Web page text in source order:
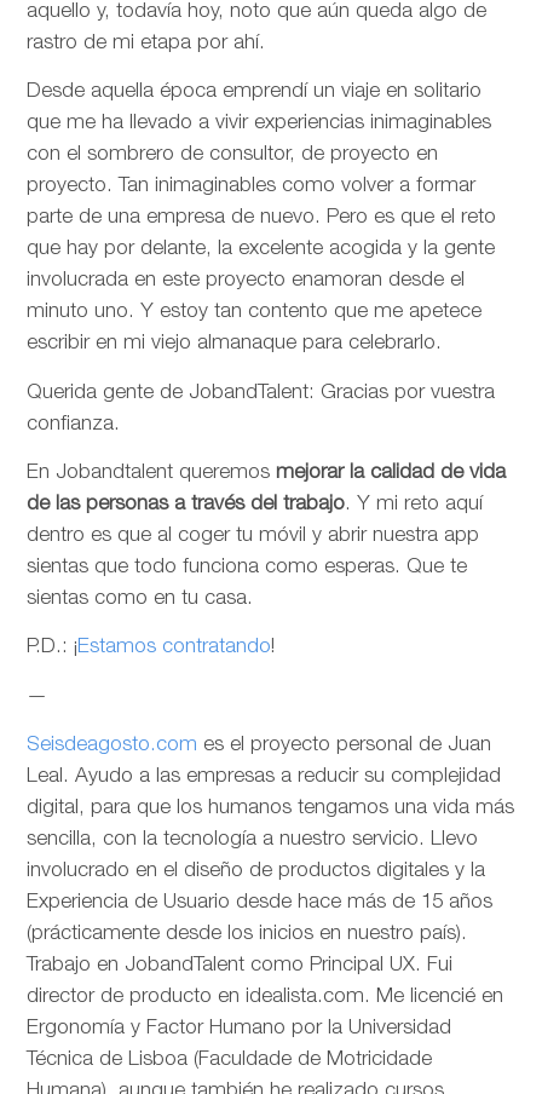
aquello y, todavía hoy, noto que aún queda algo de
rastro de mi etapa por ahí.
Desde aquella época emprendí un viaje en solitario
que me ha llevado a vivir experiencias inimaginables
con el sombrero de consultor, de proyecto en
proyecto. Tan inimaginables como volver a formar
parte de una empresa de nuevo. Pero es que el reto
que hay por delante, la excelente acogida y la gente
involucrada en este proyecto enamoran desde el
minuto uno. Y estoy tan contento que me apetece
escribir en mi viejo almanaque para celebrarlo.
Querida gente de JobandTalent: Gracias por vuestra
confianza.
En Jobandtalent queremos mejorar la calidad de vida
de las personas a través del trabajo. Y mi reto aquí
dentro es que al coger tu móvil y abrir nuestra app
sientas que todo funciona como esperas. Que te
sientas como en tu casa.
P.D.: ¡Estamos contratando!
—
Seisdeagosto.com es el proyecto personal de Juan
Leal. Ayudo a las empresas a reducir su complejidad
digital, para que los humanos tengamos una vida más
sencilla, con la tecnología a nuestro servicio. Llevo
involucrado en el diseño de productos digitales y la
Experiencia de Usuario desde hace más de 15 años
(prácticamente desde los inicios en nuestro país).
Trabajo en JobandTalent como Principal UX. Fui
director de producto en idealista.com. Me licencié en
Ergonomía y Factor Humano por la Universidad
Técnica de Lisboa (Faculdade de Motricidade